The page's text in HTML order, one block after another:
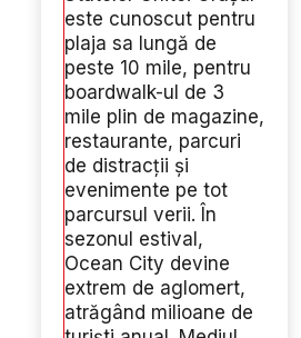
este cunoscut pentru
plaja sa lungă de
peste 10 mile, pentru
boardwalk-ul de 3
mile plin de magazine,
restaurante, parcuri
de distracții și
evenimente pe tot
parcursul verii. În
sezonul estival,
Ocean City devine
extrem de aglomert,
atrăgând milioane de